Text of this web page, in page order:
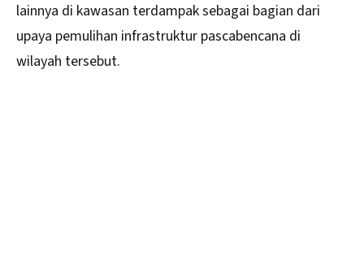
lainnya di kawasan terdampak sebagai bagian dari
upaya pemulihan infrastruktur pascabencana di
wilayah tersebut.